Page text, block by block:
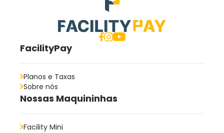
FacilityPay
Planos e Taxas
Sobre nós
Nossas Maquininhas
Facility Mini